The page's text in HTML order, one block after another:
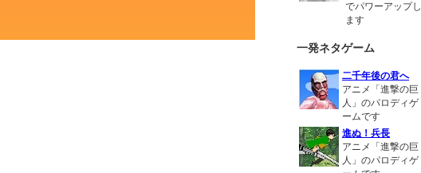
でパワーアップし
ます
一発ネタゲーム
二千年後の君へ
アニメ「進撃の巨
人」のパロディゲ
ームです
進ぬ！兵長
アニメ「進撃の巨
人」のパロディゲ